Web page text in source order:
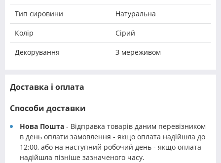
Тип сировини Натуральна
Колір Сірий
Декорування З мереживом
Доставка і оплата
Способи доставки
Нова Пошта - Відправка товарів даним перевізником
в день оплати замовлення - якщо оплата надійшла до
12:00, або на наступний робочий день - якщо оплата
надійшла пізніше зазначеного часу.